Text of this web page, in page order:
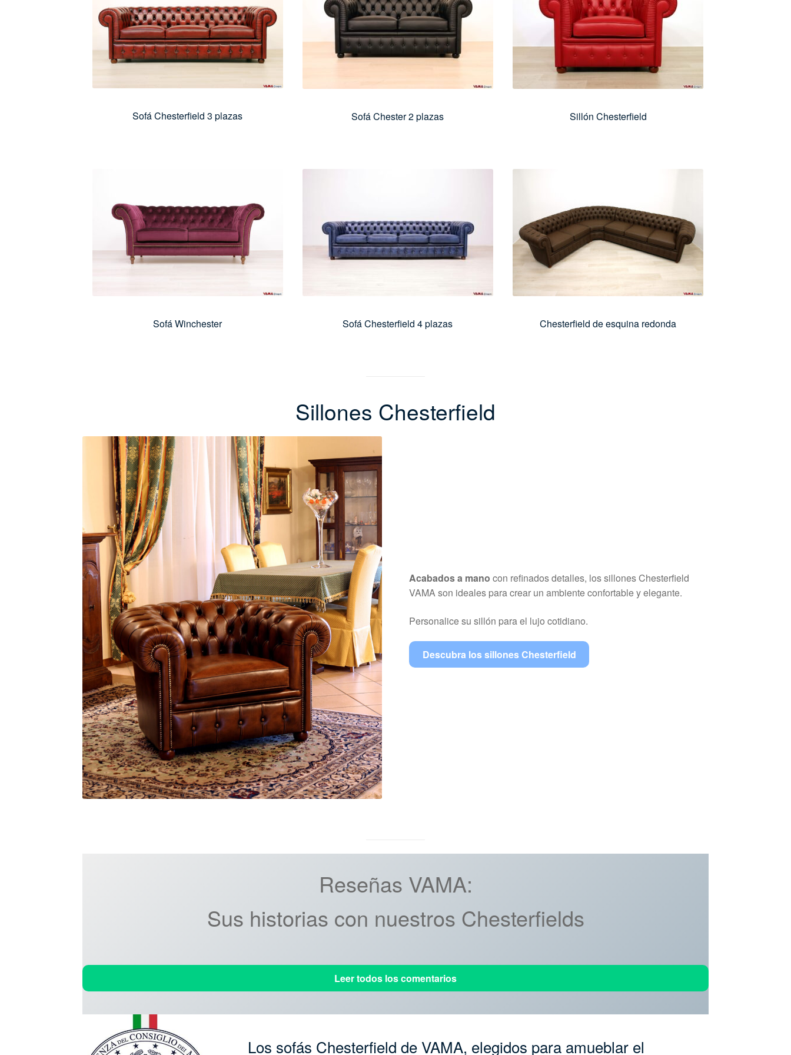
Sofá Chesterfield 3 plazas Sofá Chester 2 plazas Sillón Chesterfield
Sofá Winchester Sofá Chesterfield 4 plazas Chesterfield de esquina redonda
Sillones Chesterfield
Acabados a mano con refinados detalles, los sillones Chesterfield
VAMA son ideales para crear un ambiente confortable y elegante.
Personalice su sillón para el lujo cotidiano.
Descubra los sillones Chesterfield
Reseñas VAMA:
Sus historias con nuestros Chesterfields
Leer todos los comentarios
Los sofás Chesterfield de VAMA, elegidos para amueblar el